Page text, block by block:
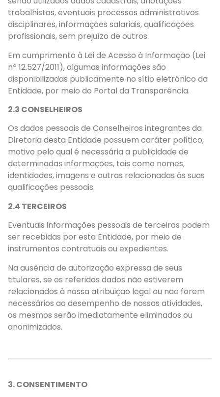
trabalhistas, eventuais processos administrativos
disciplinares, informações salariais, qualificações
profissionais, sem prejuízo de outros.
Em cumprimento à Lei de Acesso à Informação (Lei
nº 12.527/2011), algumas informações são
disponibilizadas publicamente no sítio eletrônico da
Entidade, por meio do Portal da Transparência.
2.3 CONSELHEIROS
Os dados pessoais de Conselheiros integrantes da
Diretoria desta Entidade possuem caráter político,
motivo pelo qual é necessária a publicidade de
determinadas informações, tais como nomes,
identidades, imagens e outras relacionadas às suas
qualificações pessoais.
2.4 TERCEIROS
Eventuais informações pessoais de terceiros podem
ser recebidas por esta Entidade, por meio de
instrumentos contratuais ou expedientes.
Na ausência de autorização expressa de seus
titulares, se os referidos dados não estiverem
relacionados à nossa atribuição legal ou não forem
necessários ao desempenho de nossas atividades,
os mesmos serão imediatamente eliminados ou
anonimizados.
3. CONSENTIMENTO